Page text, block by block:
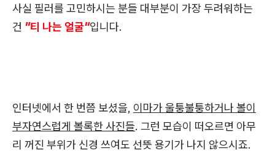
사실 필러를 고민하시는 분들 대부분이 가장 두려워하는
건 "티 나는 얼굴"입니다.
인터넷에서 한 번쯤 보셨을, 이마가 울퉁불퉁하거나 볼이
부자연스럽게 볼록한 사진들. 그런 모습이 떠오르면 아무
리 꺼진 부위가 신경 쓰여도 선뜻 용기가 나지 않으시죠.